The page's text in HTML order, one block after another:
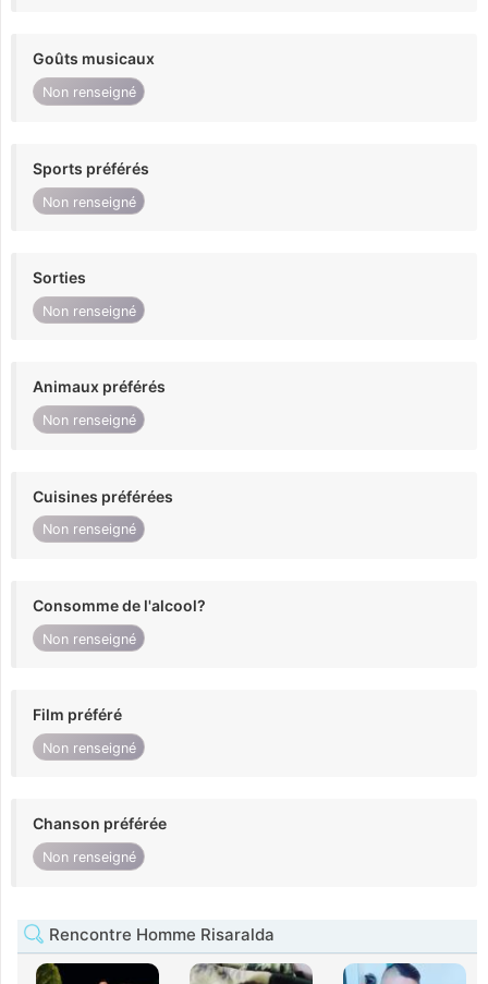
Goûts musicaux
Non renseigné
Sports préférés
Non renseigné
Sorties
Non renseigné
Animaux préférés
Non renseigné
Cuisines préférées
Non renseigné
Consomme de l'alcool?
Non renseigné
Film préféré
Non renseigné
Chanson préférée
Non renseigné
Rencontre Homme Risaralda